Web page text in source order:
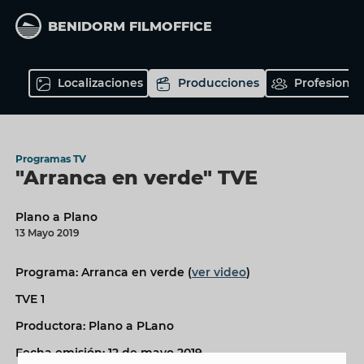
contenido
BENIDORM FILMOFFICE
Localizaciones Producciones
Bienvenido/a
Benidorm
Film
Programas TV
"Arranca en verde" TVE
Plano a Plano
13 Mayo 2019
Programa: Arranca en verde (ver video)
TVE 1
Productora: Plano a PLano
Fecha emisión: 12 de mayo 2019.